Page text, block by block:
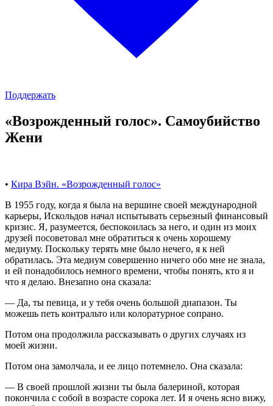
Поддержать
«Возрожденный голос». Самоубийство
Жени
• Кира Вэйн. «Возрожденный голос»
В 1955 году, когда я была на вершине своей международной
карьеры, Искольдов начал испытывать серьезный финансовый
кризис. Я, разумеется, беспокоилась за него, и один из моих
друзей посоветовал мне обратиться к очень хорошему
медиуму. Поскольку терять мне было нечего, я к ней
обратилась. Эта медиум совершенно ничего обо мне не знала,
и ей понадобилось немного времени, чтобы понять, кто я и
что я делаю. Внезапно она сказала:
— Да, ты певица, и у тебя очень большой диапазон. Ты
можешь петь контральто или колоратурное сопрано.
Потом она продолжила рассказывать о других случаях из
моей жизни.
Потом она замолчала, и ее лицо потемнело. Она сказала:
— В своей прошлой жизни ты была балериной, которая
покончила с собой в возрасте сорока лет. И я очень ясно вижу,